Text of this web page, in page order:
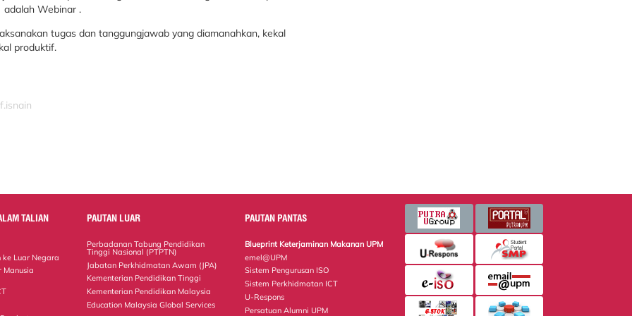
Webinar .
tugas dan tanggungjawab yang diamanahkan, kekal
produktif.
TALIAN
ke Luar Negara
Manusia
PAUTAN LUAR
Perbadanan Tabung Pendidikan
Tinggi Nasional (PTPTN)
Jabatan Perkhidmatan Awam (JPA)
Kementerian Pendidikan Tinggi
Kementerian Pendidikan Malaysia
Education Malaysia Global Services
PAUTAN PANTAS
Blueprint Keterjaminan Makanan UPM
emel@UPM
Sistem Pengurusan ISO
Sistem Perkhidmatan ICT
U-Respons
Persatuan Alumni UPM